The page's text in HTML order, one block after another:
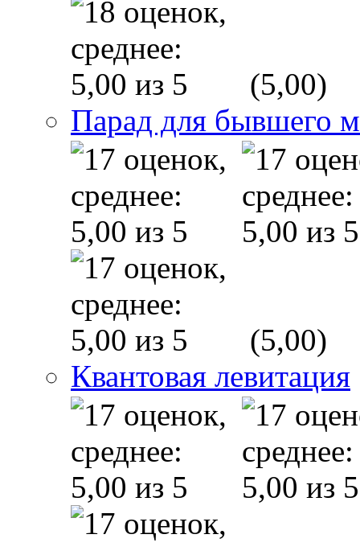
(5,00)
Парад для бывшего
(5,00)
Квантовая левитация